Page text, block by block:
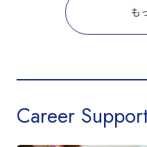
も
Career